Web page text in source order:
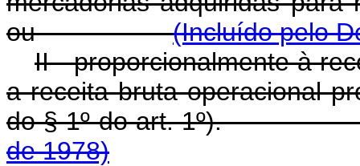
ou(Incluído pelo
II - proporcionalmente à
a receita bruta operacional
do § 1º do art.
de 1978)